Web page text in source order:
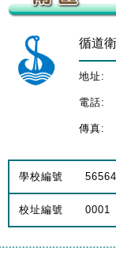
循道
地址:
電話:
傳真:
學校編號
校址編號 0001